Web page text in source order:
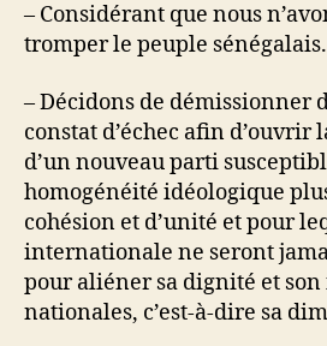
– Considérant que nous
tromper le peuple sénégalais.
– Décidons de démissionner
constat d’échec afin d’ouvrir
d’un nouveau parti
homogénéité idéologique
cohésion et d’unité et pour
internationale ne seront
pour aliéner sa dignité et
nationales, c’est-à-dire sa